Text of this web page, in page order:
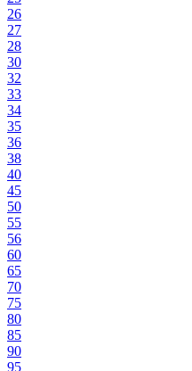
26
27
28
30
32
33
34
35
36
38
40
45
50
55
56
60
65
70
75
80
85
90
95